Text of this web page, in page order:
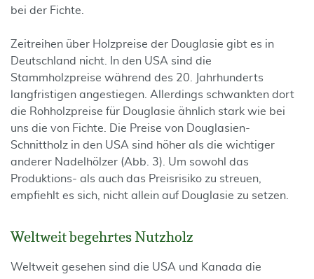
bei der Fichte.
Zeitreihen über Holzpreise der Douglasie gibt es in
Deutschland nicht. In den USA sind die
Stammholzpreise während des 20. Jahrhunderts
langfristigen angestiegen. Allerdings schwankten dort
die Rohholzpreise für Douglasie ähnlich stark wie bei
uns die von Fichte. Die Preise von Douglasien-
Schnittholz in den USA sind höher als die wichtiger
anderer Nadelhölzer (Abb. 3). Um sowohl das
Produktions- als auch das Preisrisiko zu streuen,
empfiehlt es sich, nicht allein auf Douglasie zu setzen.
Weltweit begehrtes Nutzholz
Weltweit gesehen sind die USA und Kanada die